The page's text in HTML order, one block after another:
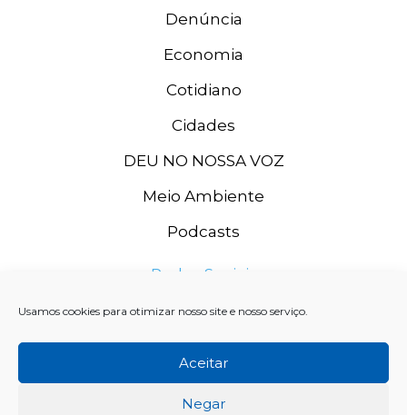
Usamos cookies para otimizar nosso site e nosso serviço.
Aceitar
Negar
Denúncia
Economia
Cotidiano
Cidades
DEU NO NOSSA VOZ
Meio Ambiente
Podcasts
Redes Sociais